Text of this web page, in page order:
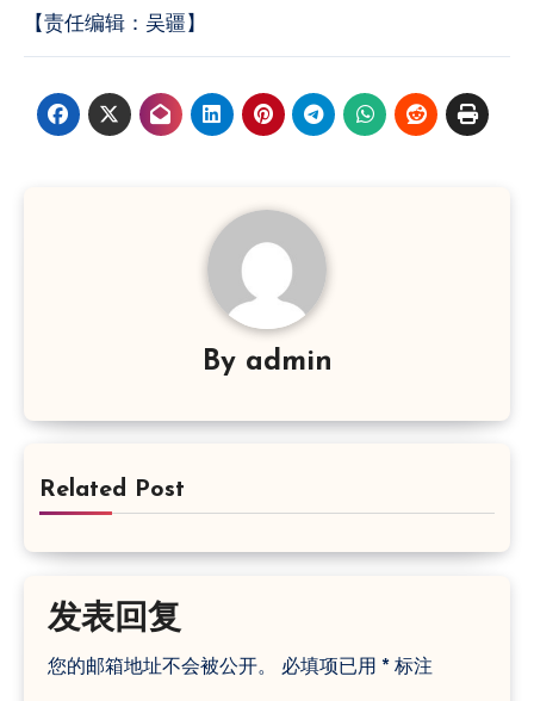
【责任编辑：吴疆】
By admin
Related Post
发表回复
您的邮箱地址不会被公开。 必填项已用 *标注